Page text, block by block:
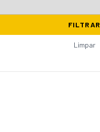
FILTRAR
Limpar